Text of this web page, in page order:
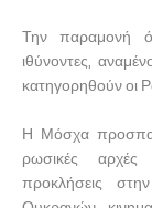
Την παραμονή
ιθύνοντες,
κατηγορηθούν οι
Η Μόσχα
ρωσικές αρχές
προκλήσεις